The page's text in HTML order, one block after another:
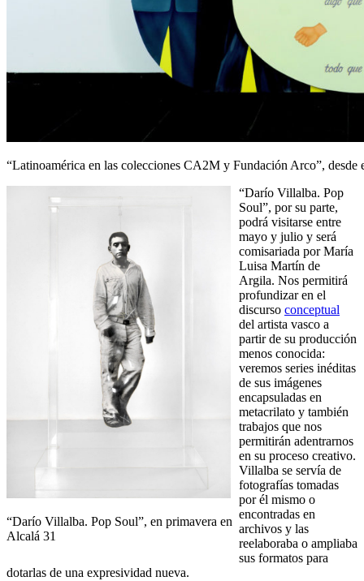
“Latinoamérica en las colecciones CA2M y Fundación Arco”, desde
“Darío Villalba. Pop Soul”, en primavera en
Alcalá 31
“Darío Villalba. Pop
Soul”, por su parte,
podrá visitarse entre
mayo y julio y será
comisariada por María
Luisa Martín de
Argila. Nos permitirá
profundizar en el
discurso conceptual
del artista vasco a
partir de su producción
menos conocida:
veremos series inéditas
de sus imágenes
encapsuladas en
metacrilato y también
trabajos que nos
permitirán adentrarnos
en su proceso creativo.
Villalba se servía de
fotografías tomadas
por él mismo o
encontradas en
archivos y las
reelaboraba o ampliaba
sus formatos para
dotarlas de una expresividad nueva.